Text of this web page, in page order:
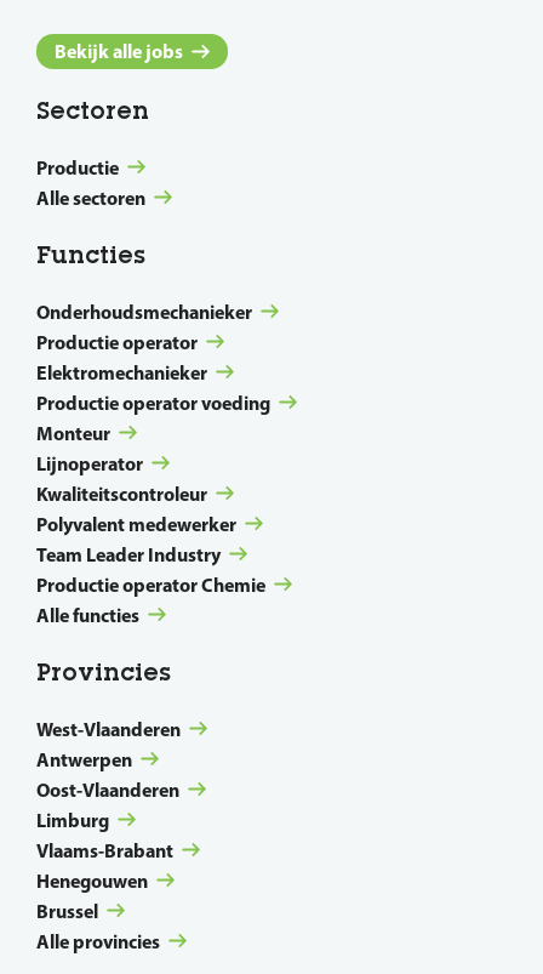
Bekijk alle jobs
Sectoren
Productie
Alle sectoren
Functies
Onderhoudsmechanieker
Productie operator
Elektromechanieker
Productie operator voeding
Monteur
Lijnoperator
Kwaliteitscontroleur
Polyvalent medewerker
Team Leader Industry
Productie operator Chemie
Alle functies
Provincies
West-Vlaanderen
Antwerpen
Oost-Vlaanderen
Limburg
Vlaams-Brabant
Henegouwen
Brussel
Alle provincies